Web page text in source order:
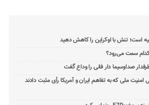
است؛ تنش با اوکراین را کاهش دهید
کدام سمت می‌رود؟
صداوسیما دار فانی را وداع گفت
عالی امنیت ملی که به تفاهم ایران و آمریکا رأی مثبت دادند